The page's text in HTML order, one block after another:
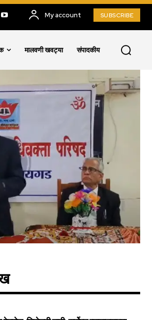
My account SUBSCRIBE
मालवणी खवट्या संपादकीय